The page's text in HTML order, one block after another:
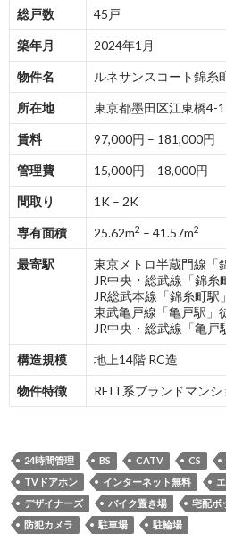
総戸数 45戸
築年月 2024年1月
物件名 ルネサンスコート錦糸
所在地 東京都墨田区江東橋4-
賃料 97,000円 – 181,000円
管理費 15,000円 – 18,000円
間取り 1K – 2K
専有面積 25.62m2 – 41.57m2
最寄駅
東京メトロ半蔵門線「
JR中央・総武線「錦糸
JR総武本線「錦糸町駅
東武亀戸線「亀戸駅」
JR中央・総武線「亀戸
構造規模 地上14階 RC造
物件特徴 REIT系ブランドマン
24時間管理 BS CATV CS
TVドアホン
インターネット無料
デザイナーズ
バイク置き場 宅配ボ
防犯カメラ
駐車場 駐輪場